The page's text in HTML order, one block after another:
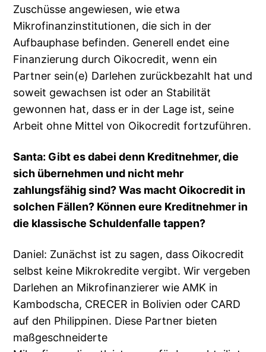
Zuschüsse angewiesen, wie etwa
Mikrofinanzinstitutionen, die sich in der
Aufbauphase befinden. Generell endet eine
Finanzierung durch Oikocredit, wenn ein
Partner sein(e) Darlehen zurückbezahlt hat und
soweit gewachsen ist oder an Stabilität
gewonnen hat, dass er in der Lage ist, seine
Arbeit ohne Mittel von Oikocredit fortzuführen.
Santa: Gibt es dabei denn Kreditnehmer, die
sich übernehmen und nicht mehr
zahlungsfähig sind? Was macht Oikocredit in
solchen Fällen? Können eure Kreditnehmer in
die klassische Schuldenfalle tappen?
Daniel: Zunächst ist zu sagen, dass Oikocredit
selbst keine Mikrokredite vergibt. Wir vergeben
Darlehen an Mikrofinanzierer wie AMK in
Kambodscha, CRECER in Bolivien oder CARD
auf den Philippinen. Diese Partner bieten
maßgeschneiderte